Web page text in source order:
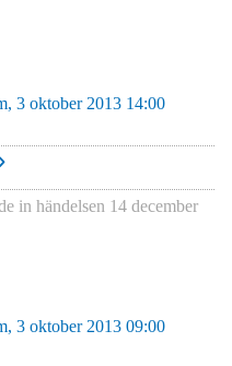
3 oktober 2013 14:00
in händelsen 14 december
3 oktober 2013 09:00